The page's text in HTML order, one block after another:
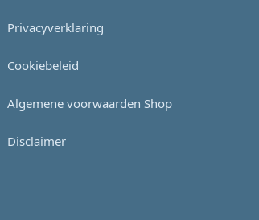
Privacyverklaring
Cookiebeleid
Algemene voorwaarden Shop
Disclaimer